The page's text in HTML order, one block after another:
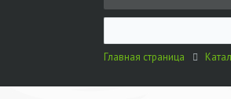
Главная страница